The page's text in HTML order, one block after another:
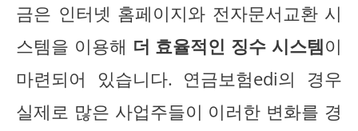
금은 인터넷 홈페이지와 전자문서교환 시
스템을 이용해 더 효율적인 징수 시스템이
마련되어 있습니다. 연금보험edi의 경우
실제로 많은 사업주들이 이러한 변화를 경